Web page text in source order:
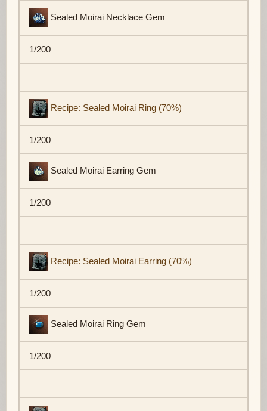
Sealed Moirai Necklace Gem
1/200
Recipe: Sealed Moirai Ring (70%)
1/200
Sealed Moirai Earring Gem
1/200
Recipe: Sealed Moirai Earring (70%)
1/200
Sealed Moirai Ring Gem
1/200